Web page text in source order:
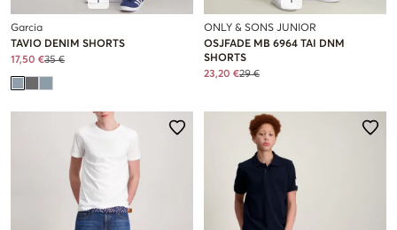
Garcia
TAVIO DENIM SHORTS
17,50 €35 €
ONLY & SONS JUNIOR
OSJFADE MB 6964 TAI DNM
SHORTS
23,20 €29 €